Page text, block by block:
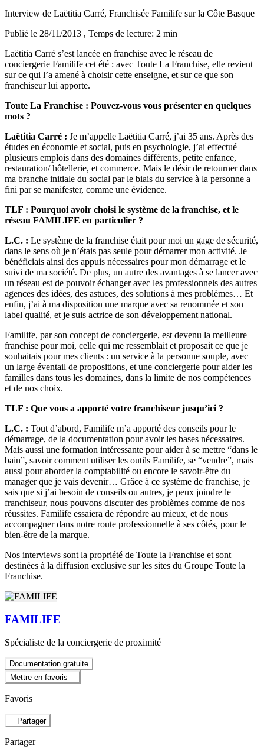
Interview de Laëtitia Carré, Franchisée Familife sur la Côte Basque
Publié le 28/11/2013 , Temps de lecture: 2 min
Laëtitia Carré s’est lancée en franchise avec le réseau de
conciergerie Familife cet été : avec Toute La Franchise, elle revient
sur ce qui l’a amené à choisir cette enseigne, et sur ce que son
franchiseur lui apporte.
Toute La Franchise : Pouvez-vous vous présenter en quelques
mots ?
Laëtitia Carré : Je m’appelle Laëtitia Carré, j’ai 35 ans. Après des
études en économie et social, puis en psychologie, j’ai effectué
plusieurs emplois dans des domaines différents, petite enfance,
restauration/ hôtellerie, et commerce. Mais le désir de retourner dans
ma branche initiale du social par le biais du service à la personne a
fini par se manifester, comme une évidence.
TLF : Pourquoi avoir choisi le système de la franchise, et le
réseau FAMILIFE en particulier ?
L.C. : Le système de la franchise était pour moi un gage de sécurité,
dans le sens où je n’étais pas seule pour démarrer mon activité. Je
bénéficiais ainsi des appuis nécessaires pour mon démarrage et le
suivi de ma société. De plus, un autre des avantages à se lancer avec
un réseau est de pouvoir échanger avec les professionnels des autres
agences des idées, des astuces, des solutions à mes problèmes… Et
enfin, j’ai à ma disposition une marque avec sa renommée et son
label qualité, et je suis actrice de son développement national.
Familife, par son concept de conciergerie, est devenu la meilleure
franchise pour moi, celle qui me ressemblait et proposait ce que je
souhaitais pour mes clients : un service à la personne souple, avec
un large éventail de propositions, et une conciergerie pour aider les
familles dans tous les domaines, dans la limite de nos compétences
et de nos choix.
TLF : Que vous a apporté votre franchiseur jusqu’ici ?
L.C. : Tout d’abord, Familife m’a apporté des conseils pour le
démarrage, de la documentation pour avoir les bases nécessaires.
Mais aussi une formation intéressante pour aider à se mettre “dans le
bain”, savoir comment utiliser les outils Familife, se “vendre”, mais
aussi pour aborder la comptabilité ou encore le savoir-être du
manager que je vais devenir… Grâce à ce système de franchise, je
sais que si j’ai besoin de conseils ou autres, je peux joindre le
franchiseur, nous pouvons discuter des problèmes comme de nos
réussites. Familife essaiera de répondre au mieux, et de nous
accompagner dans notre route professionnelle à ses côtés, pour le
bien-être de la marque.
Nos interviews sont la propriété de Toute la Franchise et sont
destinées à la diffusion exclusive sur les sites du Groupe Toute la
Franchise.
FAMILIFE
Spécialiste de la conciergerie de proximité
Documentation gratuite
Mettre en favoris
Favoris
Partager
Partager